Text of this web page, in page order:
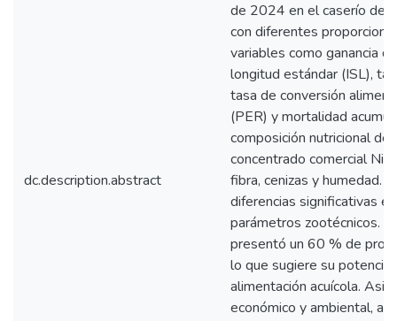
dc.description.abstract
de 2024 en el caserío de
con diferentes
variables como ganancia
longitud estándar (ISL),
tasa de conversión
(PER) y mortalidad
composición nutricional de
concentrado comercial
fibra, cenizas y humedad.
diferencias significativas
parámetros zootécnicos.
presentó un 60 % de
lo que sugiere su
alimentación acuícola.
económico y ambiental, al